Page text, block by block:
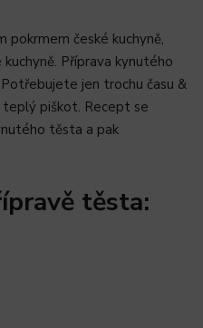
pokrmem české kuchyně,
Příprava kynutého
jen trochu času &
piškot. Recept se
těsta a pak
těsta: